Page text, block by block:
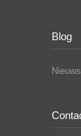
Blog